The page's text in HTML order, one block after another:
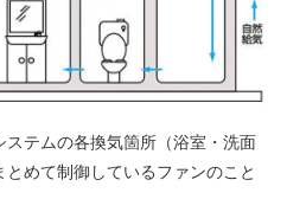
テムの各換気箇所（浴室・洗面
めて制御しているファンのこと